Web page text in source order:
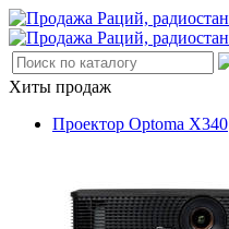
Хиты продаж
Проектор Optoma X340